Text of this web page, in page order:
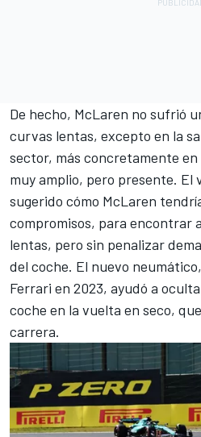
De hecho, McLaren no sufrió
curvas lentas, excepto en la
sector, más concretamente
muy amplio, pero presente. El
sugerido cómo McLaren
compromisos, para encontrar
lentas, pero sin penalizar
del coche. El nuevo
Ferrari en 2023, ayudó a
coche en la vuelta en seco,
carrera.